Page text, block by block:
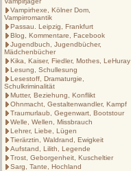
Vampirhexe, Kölner Dom,
Vampirromantik
Passau. Leipzig, Frankfurt
Blog, Kommentare, Facebook
Jugendbuch, Jugendbücher,
Mädchenbücher
Kika, Kaiser, Fiedler, Mothes, LeHuray
Lesung, Schullesung
Lesestoff, Dramaturgie,
Schulkriminalität
Mutter, Beziehung, Konflikt
Ohnmacht, Gestaltenwandler, Kampf
Traumurlaub, Gegenwart, Bootstour
Welle, Wellen, Missbrauch
Lehrer, Liebe, Lügen
Tierärztin, Waldrand, Ewigkeit
Aufstand, Lilith, Legende
Trost, Geborgenheit, Kuscheltier
Sarg, Tante, Hochland